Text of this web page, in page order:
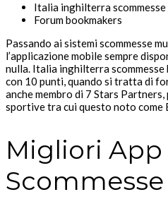
Italia inghilterra scommesse
Forum bookmakers
Passando ai sistemi scommesse
l’applicazione mobile sempre
nulla. Italia inghilterra scommesse
con 10 punti, quando si tratta di
anche membro di 7 Stars
sportive tra cui questo noto come
Migliori App
Scommesse